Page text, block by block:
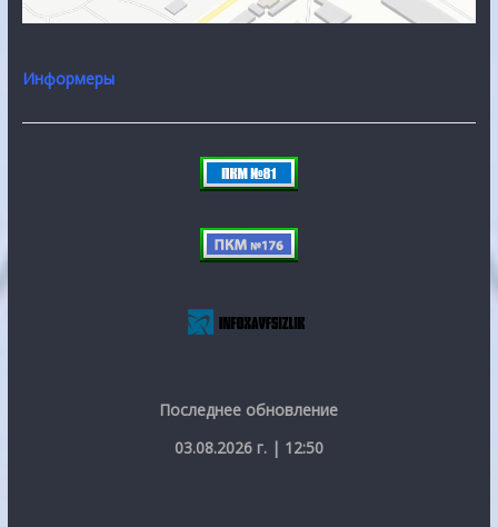
Информеры
Последнее обновление
03.08.2026 г. | 12:50